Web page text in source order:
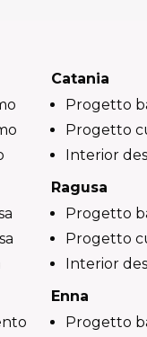
Catania
Progetto
Progetto
Interior
Ragusa
Progetto
Progetto
Interior
Enna
Progetto